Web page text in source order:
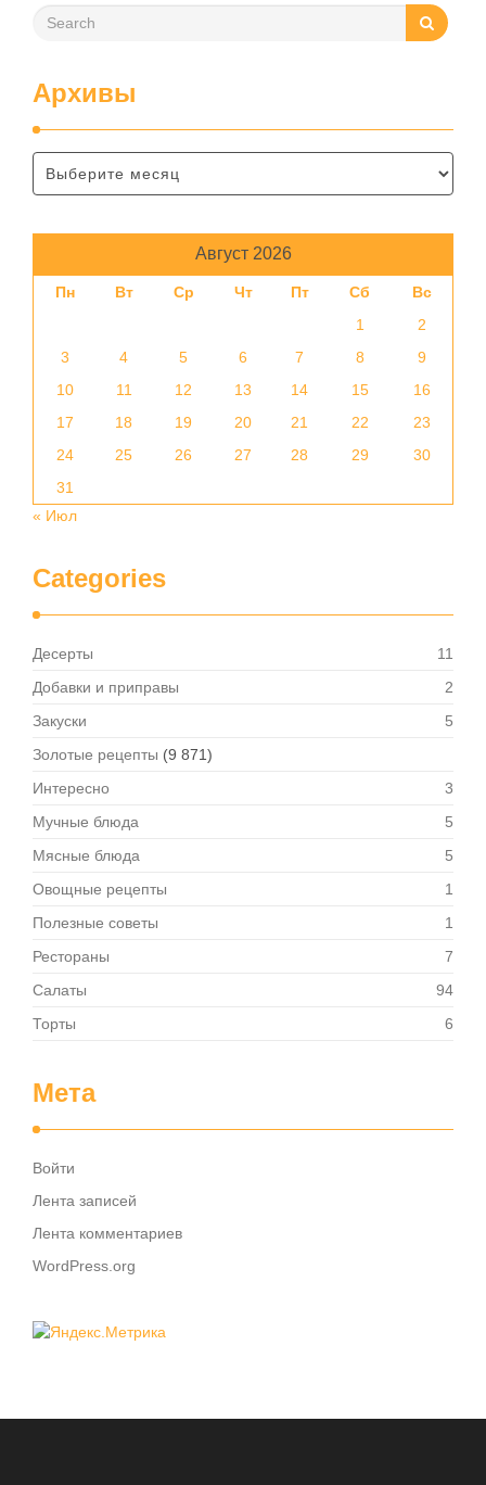
Архивы
Август 2026
Пн Вт Ср Чт Пт Сб
Вс
1
2
3
4 5 6 7 8
9
10
11 12 13 14 15
16
17
18 19 20 21 22
23
24
25 26 27 28 29
30
31
« Июл
Categories
Десерты
11
Добавки и приправы
2
Закуски
5
Золотые рецепты (9 871)
Интересно
3
Мучные блюда
5
Мясные блюда
5
Овощные рецепты
1
Полезные советы
1
Рестораны
7
Салаты
94
Торты
6
Мета
Войти
Лента записей
Лента комментариев
WordPress.org